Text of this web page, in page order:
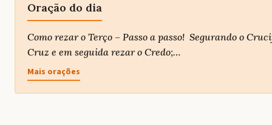
Oração do dia
Como rezar o Terço – Passo a passo! Segurando o
Cruz e em seguida rezar o Credo;…
Mais orações